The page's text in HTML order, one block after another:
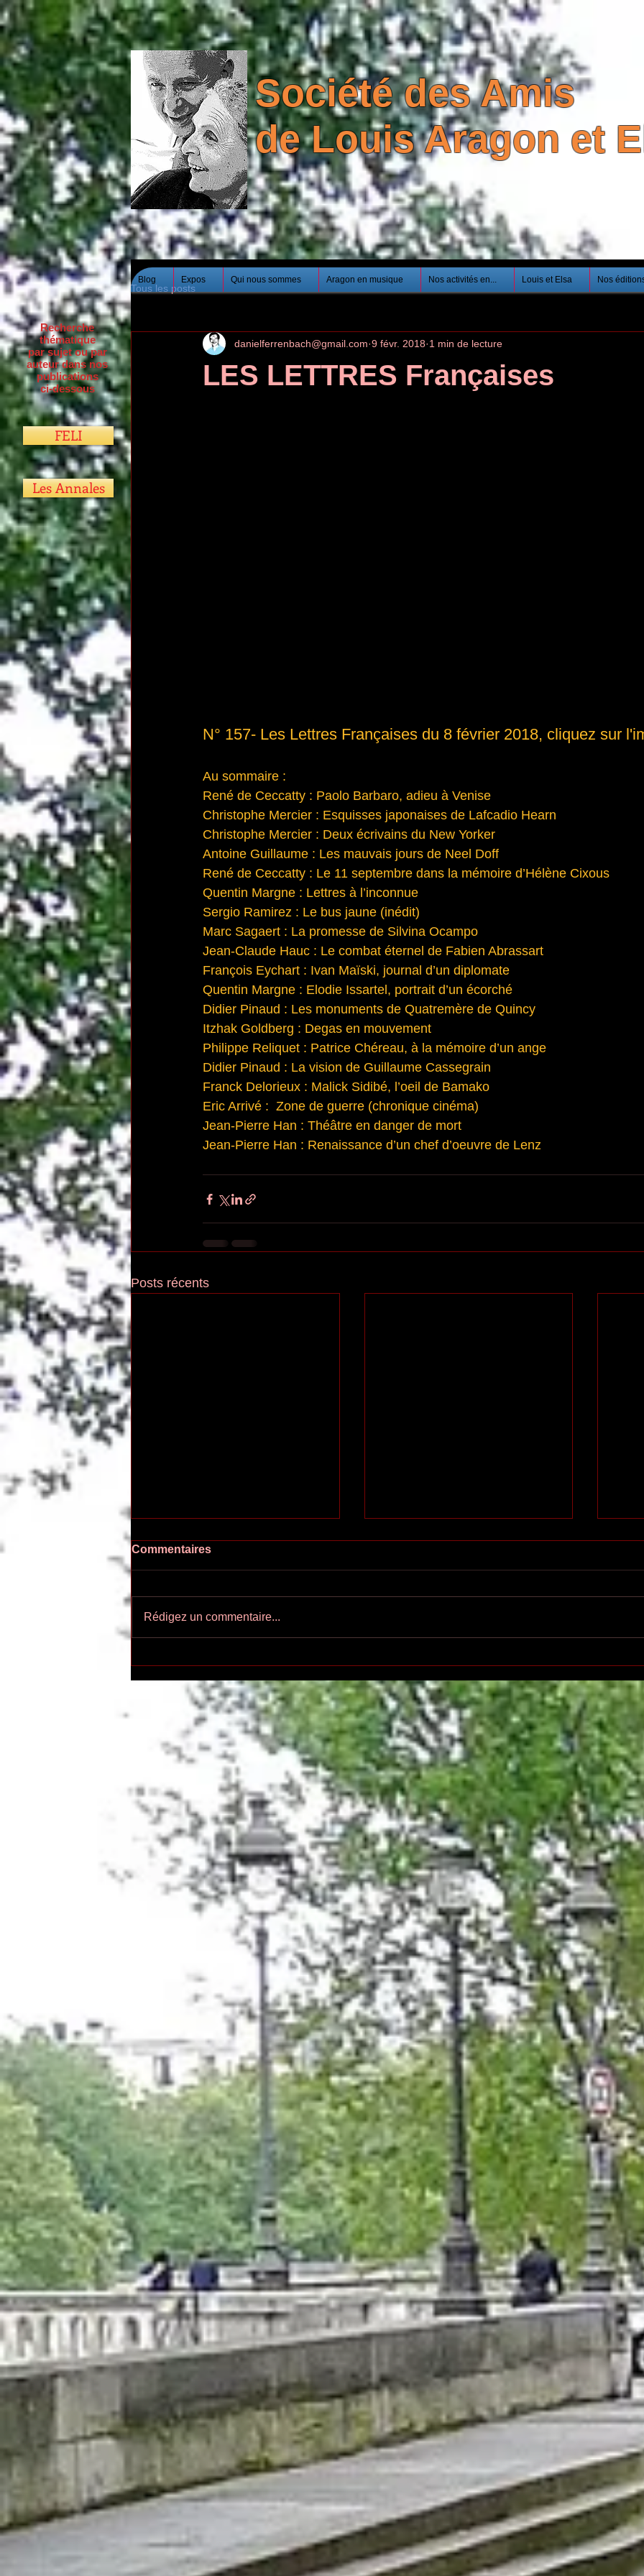
Société des Amis
de Louis Aragon et
Blog Expos Qui nous sommes Aragon en musique Nos activités en... Louis et Elsa Nos
Tous les posts
LES LETTRES Françaises
danielferrenbach@gmail.com 9 févr. 2018 1 min de lecture
N° 157- Les Lettres Françaises du 8 février 2018, cliquez sur
Au sommaire :
René de Ceccatty : Paolo Barbaro, adieu à Venise
Christophe Mercier : Esquisses japonaises de Lafcadio Hearn
Christophe Mercier : Deux écrivains du New Yorker
Antoine Guillaume : Les mauvais jours de Neel Doff
René de Ceccatty : Le 11 septembre dans la mémoire d’Hélène Cixous
Quentin Margne : Lettres à l’inconnue
Sergio Ramirez : Le bus jaune (inédit)
Marc Sagaert : La promesse de Silvina Ocampo
Jean-Claude Hauc : Le combat éternel de Fabien Abrassart
François Eychart : Ivan Maïski, journal d’un diplomate
Quentin Margne : Elodie Issartel, portrait d’un écorché
Didier Pinaud : Les monuments de Quatremère de Quincy
Itzhak Goldberg : Degas en mouvement
Philippe Reliquet : Patrice Chéreau, à la mémoire d’un ange
Didier Pinaud : La vision de Guillaume Cassegrain
Franck Delorieux : Malick Sidibé, l’oeil de Bamako
Eric Arrivé :  Zone de guerre (chronique cinéma)
Jean-Pierre Han : Théâtre en danger de mort
Jean-Pierre Han : Renaissance d’un chef d’oeuvre de Lenz
Posts récents
Ecoutez-voir n°55
Commentaires
Rédigez un commentaire...
Recherche
thématique
par sujet ou par
auteur dans nos
publications
ci-dessous
FELI
Les Annales